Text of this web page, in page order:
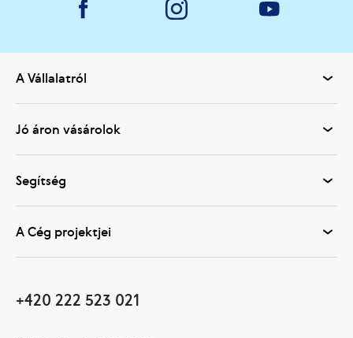
A Vállalatról
Jó áron vásárolok
Segítség
A Cég projektjei
+420 222 523 021